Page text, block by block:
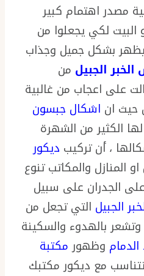
مصدر اهتمام كبير
البيت لكي يجعلوا من
يظهر بشكل جميل وجذاب
الجبيل من
على اعجاب من غالبية
حيث ان اشكال جبسون
الكثير من الشهرة
، أن تركيب ديكور
او المنازل والمكاتب تنوع
الجدران على سبيل
الجبيل التي تجعل من
بالهدوء والسكينة
وظهورمكتبة
مع ديكور مكتبك